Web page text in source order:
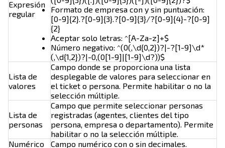
Expresión
regular
Formato de empresa con y sin puntuación:
[0-9]{2}.?[0-9]{3}.?[0-9]{3}/?[0-9]{4}-?[0-9]
{2}
Aceptar solo letras: ^[A-Za-z]+$
Número negativo: ^(0(,\d{0,2})?|-?[1-9]\d*
(,\d{1,2})?|-0,(0[1-9]|[1-9]\d?))$
Lista de
valores
Campo donde se proporciona una lista
desplegable de valores para seleccionar en
el ticket o persona. Permite habilitar o no la
selección múltiple.
Lista de
personas
Campo que permite seleccionar personas
registradas (agentes, clientes del tipo
persona, empresa o departamento). Permite
habilitar o no la selección múltiple.
Numérico
Campo numérico con o sin decimales.